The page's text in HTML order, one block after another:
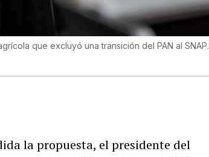
que excluyó una transición del PAN al SNAP.
la propuesta, el presidente del